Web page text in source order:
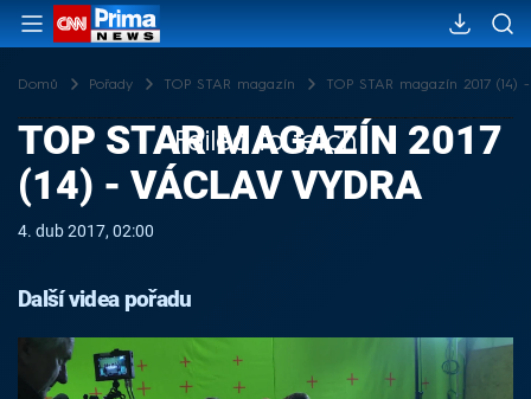
Domů Pořady TOP STAR magazín TOP STAR magazín 2017 (14)
Failed to fetch
TOP STAR MAGAZÍN 2017
(14) - VÁCLAV VYDRA
4. dub 2017, 02:00
Další videa pořadu